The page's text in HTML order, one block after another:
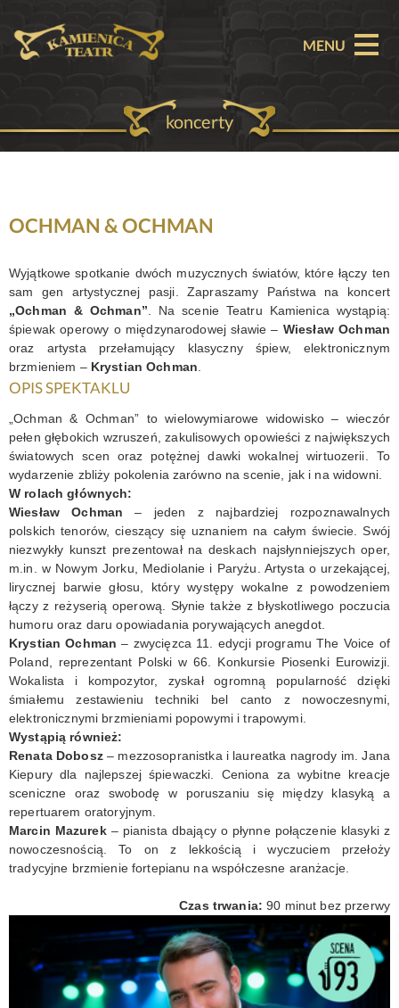
MENU
O TEATRZE
BILETY
PARTNERZY
OFERTA KOMERCYJNA
KONTAKT
koncerty
OCHMAN & OCHMAN
Wyjątkowe spotkanie dwóch muzycznych światów, które łączy ten
sam gen artystycznej pasji. Zapraszamy Państwa na koncert
„Ochman & Ochman” . Na scenie Teatru Kamienica wystąpią:
śpiewak operowy o międzynarodowej sławie – Wiesław Ochman
oraz artysta przełamujący klasyczny śpiew, elektronicznym
brzmieniem – Krystian Ochman
OPIS SPEKTAKLU
„Ochman & Ochman” to wielowymiarowe widowisko – wieczór
pełen głębokich wzruszeń, zakulisowych opowieści z największych
światowych scen oraz potężnej dawki wokalnej wirtuozerii. To
wydarzenie zbliży pokolenia zarówno na scenie, jak i na widowni.
W rolach głównych:
Wiesław Ochman – jeden z najbardziej rozpoznawalnych
polskich tenorów, cieszący się uznaniem na całym świecie. Swój
niezwykły kunszt prezentował na deskach najsłynniejszych oper,
m.in. w Nowym Jorku, Mediolanie i Paryżu. Artysta o urzekającej,
lirycznej barwie głosu, który występy wokalne z powodzeniem
łączy z reżyserią operową. Słynie także z błyskotliwego poczucia
humoru oraz daru opowiadania porywających anegdot.
Krystian Ochman – zwycięzca 11. edycji programu The Voice of
Poland, reprezentant Polski w 66. Konkursie Piosenki Eurowizji.
Wokalista i kompozytor, zyskał ogromną popularność dzięki
śmiałemu zestawieniu techniki bel canto z nowoczesnymi,
elektronicznymi brzmieniami popowymi i trapowymi.
Wystąpią również:
Renata Dobosz– mezzosopranistka i laureatka nagrody im. Jana
Kiepury dla najlepszej śpiewaczki. Ceniona za wybitne kreacje
sceniczne oraz swobodę w poruszaniu się między klasyką a
repertuarem oratoryjnym.
Marcin Mazurek– pianista dbający o płynne połączenie klasyki z
nowoczesnością. To on z lekkością i wyczuciem przełoży
tradycyjne brzmienie fortepianu na współczesne aranżacje.
Czas trwania: 90 minut bez przerwy